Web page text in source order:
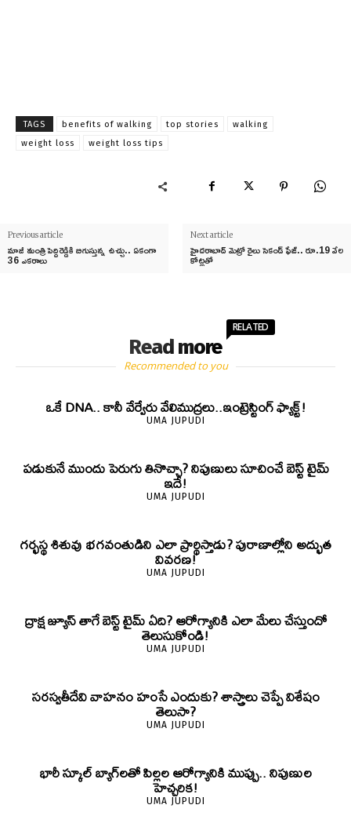
TAGS benefits of walking top stories
walking
weight loss
weight loss tips
Previous article
మాజీ మంత్రి పెద్దిరెడ్డికి బిగుస్తున్న ఉచ్చు.. ఏకంగా
36 ఎకరాలు
Next article
హైదరాబాద్ మెట్రో రైలు సెకండ్ ఫేజ్.. రూ.19 వేల
కోట్లతో
Read more
RELATED
Recommended to you
ఒకే DNA.. కానీ వేర్వేరు వేలిముద్రలు..ఇంట్రెస్టింగ్ ఫ్యాక్ట్!
UMA JUPUDI
పడుకునే ముందు పెరుగు తినొచ్చా? నిపుణులు సూచించే బెస్ట్ టైమ్
ఇదే!
UMA JUPUDI
గర్భస్థ శిశువు భగవంతుడిని ఎలా ప్రార్థిస్తాడు? పురాణాల్లోని అద్భుత
వివరణ!
UMA JUPUDI
ద్రాక్ష జ్యూస్ తాగే బెస్ట్ టైమ్ ఏది? ఆరోగ్యానికి ఎలా మేలు చేస్తుందో
తెలుసుకోండి!
UMA JUPUDI
సరస్వతీదేవి వాహనం హంసే ఎందుకు? శాస్త్రాలు చెప్పే విశేషం
తెలుసా?
UMA JUPUDI
భారీ స్కూల్ బ్యాగ్‌లతో పిల్లల ఆరోగ్యానికి ముప్పు.. నిపుణుల
హెచ్చరిక!
UMA JUPUDI